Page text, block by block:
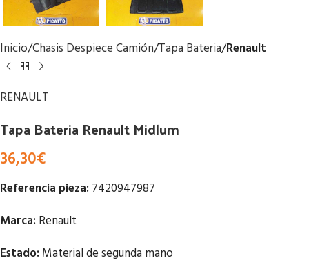
Inicio Chasis Despiece Camión Tapa Bateria Renault
RENAULT
Tapa Bateria Renault Midlum
36,30€
Referencia pieza: 7420947987
Marca: Renault
Estado: Material de segunda mano